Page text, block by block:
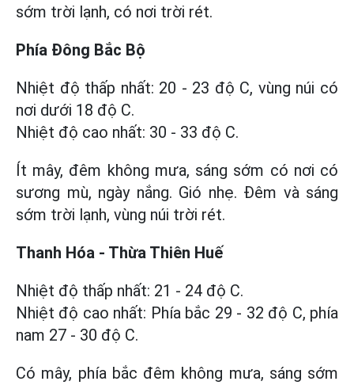
sớm trời lạnh, có nơi trời rét.
Phía Đông Bắc Bộ
Nhiệt độ thấp nhất: 20 - 23 độ C, vùng núi có
nơi dưới 18 độ C.
Nhiệt độ cao nhất: 30 - 33 độ C.
Ít mây, đêm không mưa, sáng sớm có nơi có
sương mù, ngày nắng. Gió nhẹ. Đêm và sáng
sớm trời lạnh, vùng núi trời rét.
Thanh Hóa - Thừa Thiên Huế
Nhiệt độ thấp nhất: 21 - 24 độ C.
Nhiệt độ cao nhất: Phía bắc 29 - 32 độ C, phía
nam 27 - 30 độ C.
Có mây, phía bắc đêm không mưa, sáng sớm